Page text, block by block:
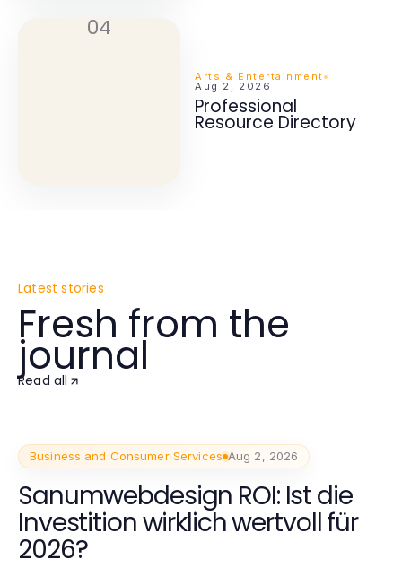
04
Arts & Entertainment
Aug 2, 2026
Professional
Resource Directory
Latest stories
Fresh from the
journal
Read all
Business and Consumer Services Aug 2, 2026
Sanumwebdesign ROI: Ist die
Investition wirklich wertvoll für
2026?